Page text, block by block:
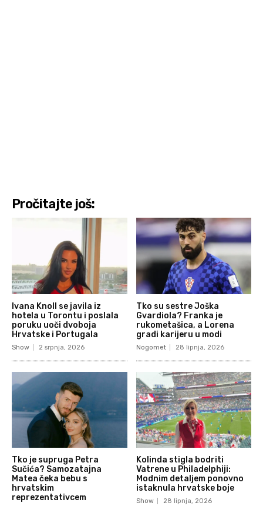
Pročitajte još:
Ivana Knoll se javila iz
hotela u Torontu i poslala
poruku uoči dvoboja
Hrvatske i Portugala
Show 2 srpnja, 2026
Tko su sestre Joška
Gvardiola? Franka je
rukometašica, a Lorena
gradi karijeru u modi
Nogomet 28 lipnja, 2026
Tko je supruga Petra
Sučića? Samozatajna
Matea čeka bebu s
hrvatskim
reprezentativcem
Kolinda stigla bodriti
Vatrene u Philadelphiji:
Modnim detaljem ponovno
istaknula hrvatske boje
Show 28 lipnja, 2026